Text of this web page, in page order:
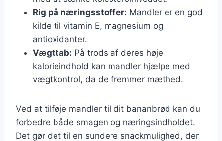
Rig på næringsstoffer: Mandler er en god
kilde til vitamin E, magnesium og
antioxidanter.
Vægttab: På trods af deres høje
kalorieindhold kan mandler hjælpe med
vægtkontrol, da de fremmer mæthed.
Ved at tilføje mandler til dit bananbrød kan du
forbedre både smagen og næringsindholdet.
Det gør det til en sundere snackmulighed, der